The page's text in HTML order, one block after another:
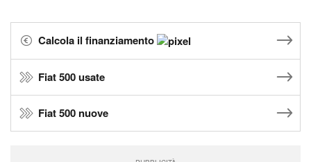
Calcola il finanziamento
Fiat 500 usate
Fiat 500 nuove